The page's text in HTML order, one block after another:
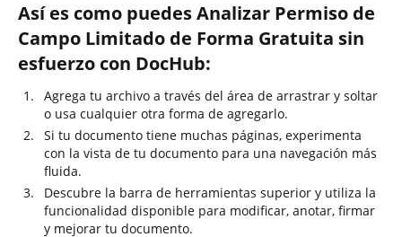
Así es como puedes Analizar Permiso de
Campo Limitado de Forma Gratuita sin
esfuerzo con DocHub:
Agrega tu archivo a través del área de arrastrar y soltar
o usa cualquier otra forma de agregarlo.
Si tu documento tiene muchas páginas, experimenta
con la vista de tu documento para una navegación más
fluida.
Descubre la barra de herramientas superior y utiliza la
funcionalidad disponible para modificar, anotar, firmar
y mejorar tu documento.